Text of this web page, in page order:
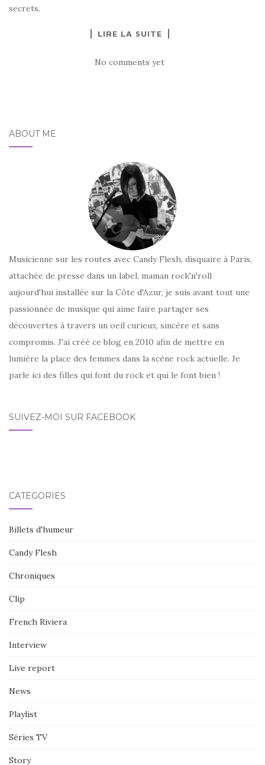
secrets.
LIRE LA SUITE
No comments yet
ABOUT ME
Musicienne sur les routes avec Candy Flesh, disquaire à Paris,
attachée de presse dans un label, maman rock'n'roll
aujourd'hui installée sur la Côte d'Azur, je suis avant tout une
passionnée de musique qui aime faire partager ses
découvertes à travers un oeil curieux, sincère et sans
compromis. J'ai créé ce blog en 2010 afin de mettre en
lumière la place des femmes dans la scène rock actuelle. Je
parle ici des filles qui font du rock et qui le font bien !
SUIVEZ-MOI SUR FACEBOOK
CATÉGORIES
Billets d'humeur
Candy Flesh
Chroniques
Clip
French Riviera
Interview
Live report
News
Playlist
Séries TV
Story